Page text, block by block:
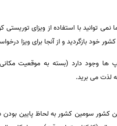
توانید با استفاده از ویزای
خود بازگردید و از آنجا برای ویزا
ها وجود دارد (بسته به موقعیت
لذت می برید.
سومین کشور به لحاظ پایین بودن